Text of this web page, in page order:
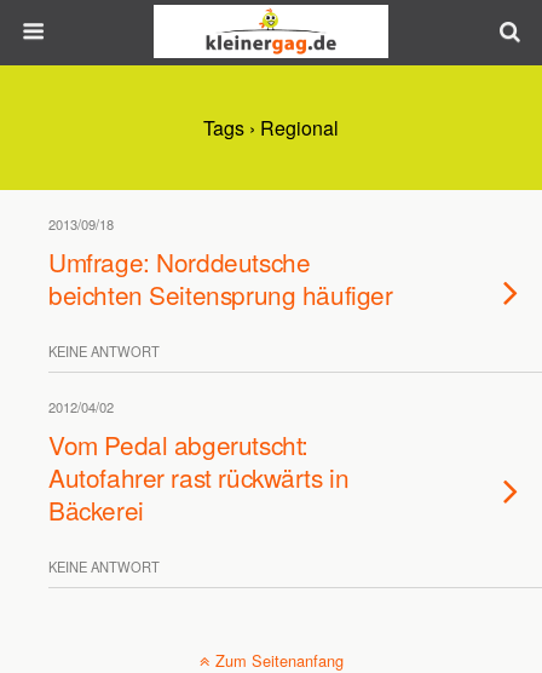
Tags › Regional
2013/09/18
Umfrage: Norddeutsche
beichten Seitensprung häufiger
KEINE ANTWORT
2012/04/02
Vom Pedal abgerutscht:
Autofahrer rast rückwärts in
Bäckerei
KEINE ANTWORT
Zum Seitenanfang